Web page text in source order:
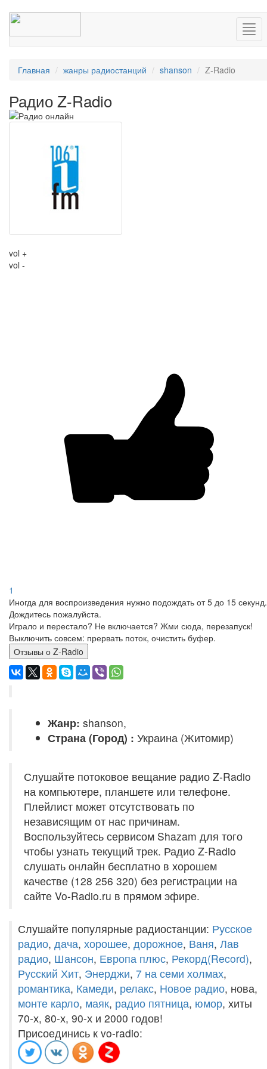
Главная жанры радиостанций shanson Z-Radio
Радио Z-Radio
vol +
vol -
1
Иногда для воспроизведения нужно подождать от 5 до 15 секунд.
Дождитесь пожалуйста.
Играло и перестало? Не включается? Жми сюда, перезапуск!
Выключить совсем: прервать поток, очистить буфер.
Отзывы о Z-Radio
Жанр: shanson,
Страна (Город) : Украина (Житомир)
Слушайте потоковое вещание радио Z-Radio
на компьютере, планшете или телефоне.
Плейлист может отсутствовать по
независящим от нас причинам.
Воспользуйтесь сервисом Shazam для того
чтобы узнать текущий трек. Радио Z-Radio
слушать онлайн бесплатно в хорошем
качестве (128 256 320) без регистрации на
сайте Vo-Radio.ru в прямом эфире.
Слушайте популярные радиостанции: Русское
радио, дача, хорошее, дорожное, Ваня, Лав
радио, Шансон, Европа плюс, Рекорд(Record),
Русский Хит, Энерджи, 7 на семи холмах,
романтика, Камеди, релакс, Новое радио, нова,
монте карло, маяк, радио пятница, юмор, хиты
70-х, 80-х, 90-х и 2000 годов!
Присоединись к vo-radio: